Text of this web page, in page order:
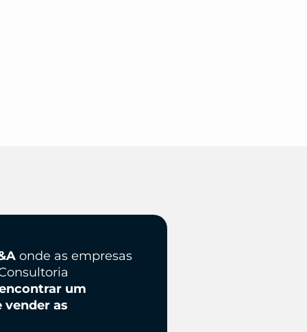
onde as empresas
um
as